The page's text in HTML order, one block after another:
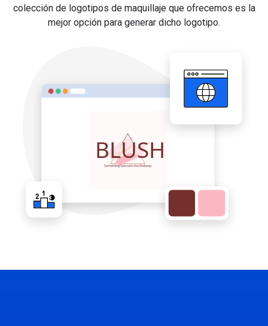
colección de logotipos de maquillaje que ofrecemos es la
mejor opción para generar dicho logotipo.